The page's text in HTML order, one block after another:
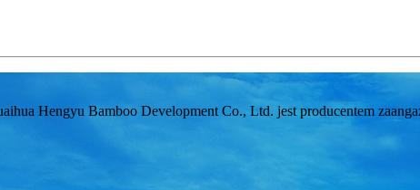
Hengyu Bamboo Development Co., Ltd. jest producentem